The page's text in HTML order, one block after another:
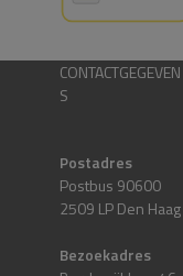
CONTACTGEGEVEN
S
Postadres
Postbus 90600
2509 LP Den Haag
Bezoekadres